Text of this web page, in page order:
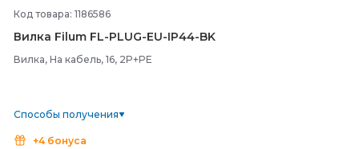
Код товара: 1186586
Вилка Filum FL-PLUG-EU-IP44-BK
Вилка, На кабель, 16, 2P+PE
Способы получения
+4 бонуса